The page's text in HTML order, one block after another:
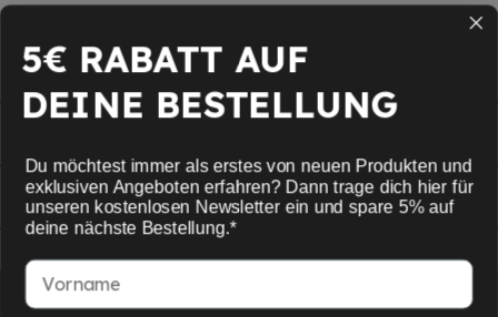
Schulsport
Service
Mein Konto
5€ RABATT AUF
DEINE BESTELLUNG
Du möchtest immer als erstes von neuen Produkten und
exklusiven Angeboten erfahren? Dann trage dich hier für
unseren kostenlosen Newsletter ein und spare 5% auf
deine nächste Bestellung.*
Vorname